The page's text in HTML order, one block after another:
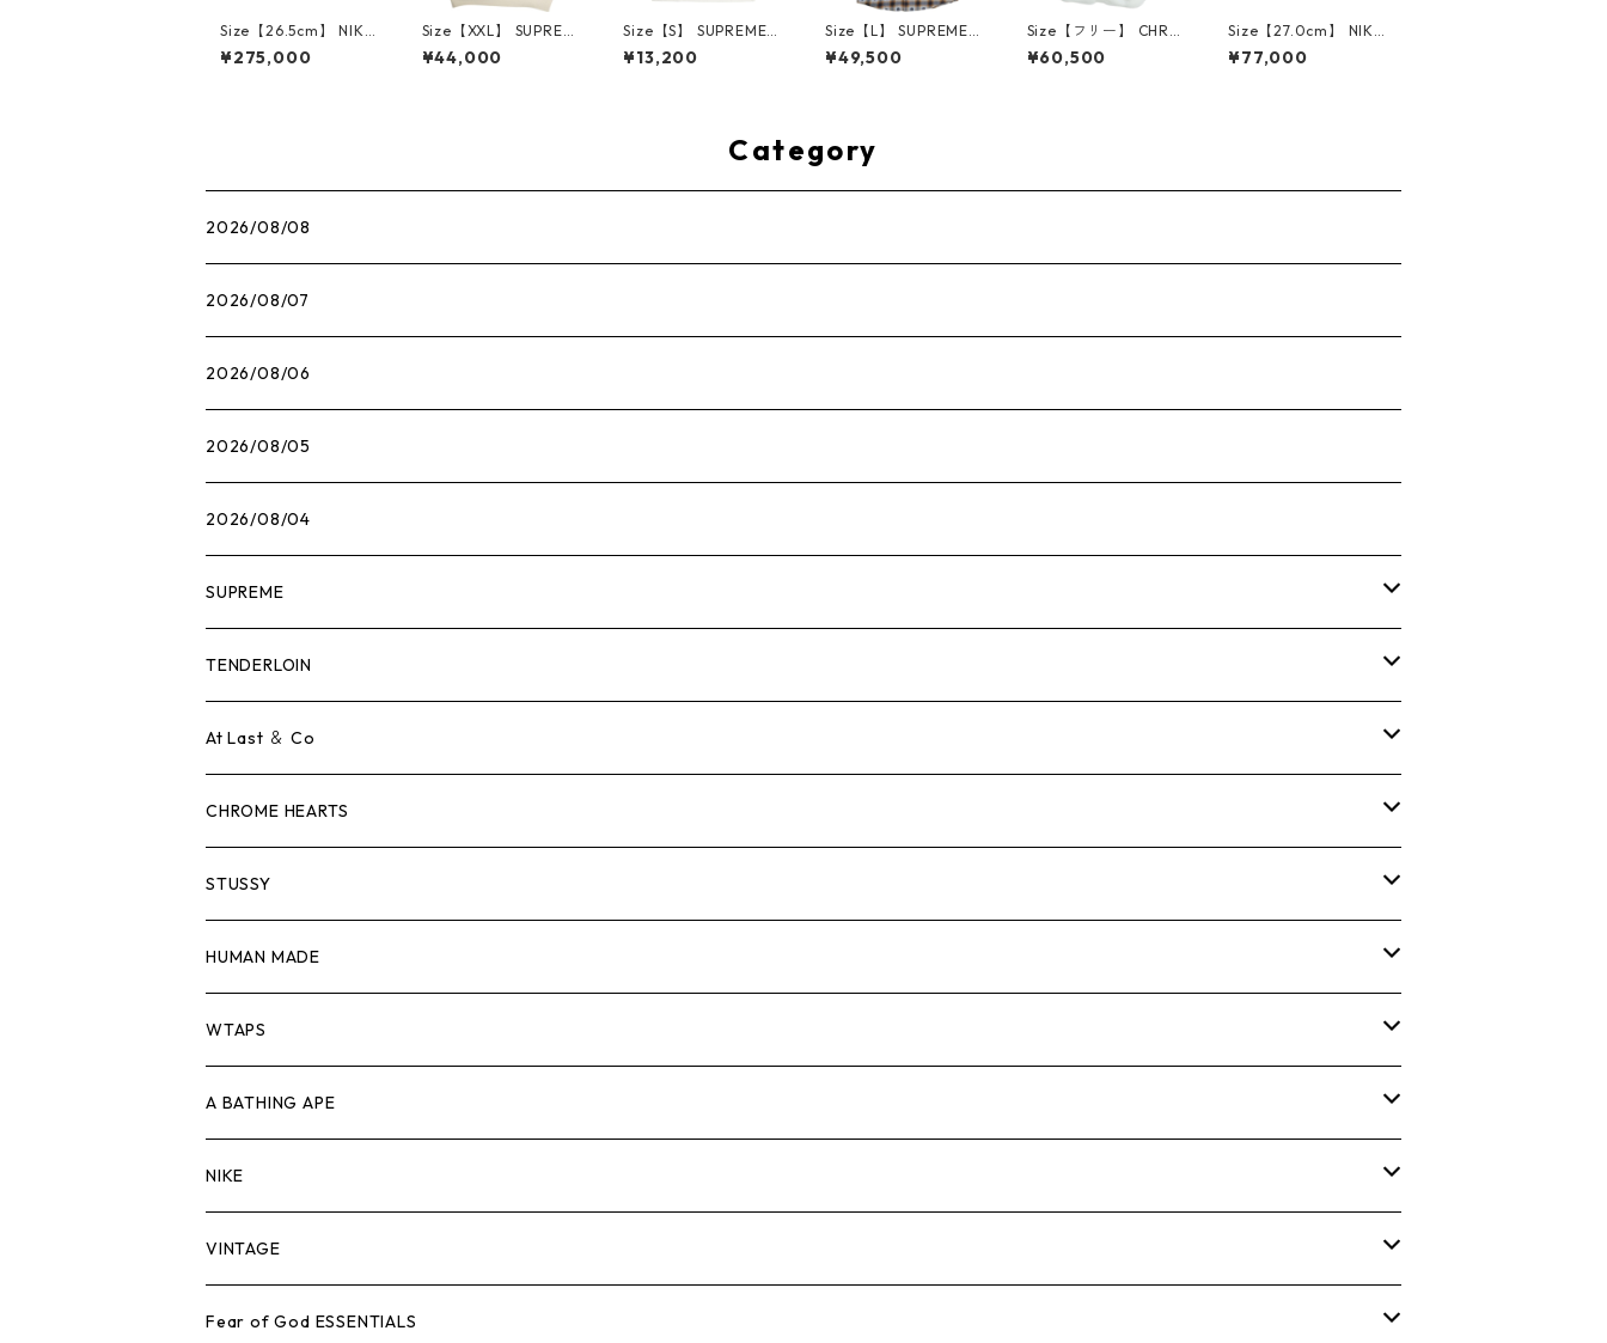
Size【26.5cm】 NIKE
ナイキ ×Travis Scott
AIR JORDAN 1 LOW
¥275,000
Size【XXL】 SUPREM
E シュプリーム 24AW
Box Logo Hooded Sw
¥44,000
Size【S】 SUPREME
シュプリーム S/S Poc
ket Tee White Tシャ
¥13,200
Size【L】 SUPREME
シュプリーム ×Numbe
r (N)ine 25FW Hoode
¥49,500
Size【フリー】 CHRO
ME HEARTS クロム・
ハーツ CH Cross SING
¥60,500
Size【27.0cm】 NIKE
ナイキ ×Travis Scott
AIR JORDAN 1 LOW
¥77,000
Category
2026/08/08
2026/08/07
2026/08/06
2026/08/05
2026/08/04
SUPREME
Tシャツ
ロンTEE
スウェット/ニット
シャツ
ジャケット
パンツ
キャップ・ハット
バッグ
シューズ
小物
TENDERLOIN
Tシャツ
ロンTEE
スウェット/ニット
シャツ
ジャケット
パンツ
キャップ・ハット
バッグ
シューズ
At Last ＆ Co
Tシャツ
ロンTEE
スウェット/ニット
シャツ
ジャケット
パンツ
キャップ・ハット
バッグ
CHROME HEARTS
Tシャツ
ロンTEE
スウェット/ニット
シャツ
ジャケット
パンツ
キャップ・ハット
STUSSY
Tシャツ
ロンTEE
スウェット/ニット
シャツ
ジャケット
パンツ
HUMAN MADE
Tシャツ
ロンT
スウェット/ニット
シャツ
ジャケット
WTAPS
Tシャツ
ロンTEE
スウェット/ニット
シャツ
A BATHING APE
Tシャツ
ロンTEE
スウェット/ニット
NIKE
シューズ
AIR JORDAN 1
アパレル・小物
VINTAGE
Tシャツ
Fear of God ESSENTIALS